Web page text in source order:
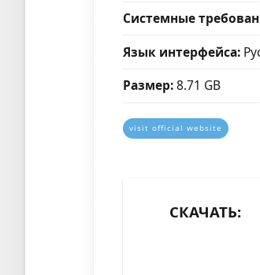
Системные
Язык интерфейса:
Размер:8.71 GB
visit official website
СКАЧАТЬ: